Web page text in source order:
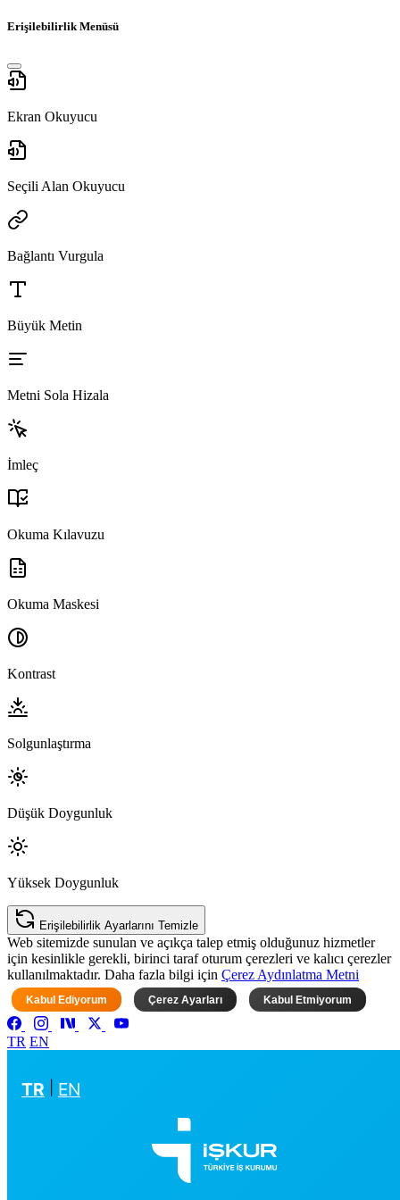
Erişilebilirlik Menüsü
Ekran Okuyucu
Seçili Alan Okuyucu
Bağlantı Vurgula
Büyük Metin
Metni Sola Hizala
İmleç
Okuma Kılavuzu
Okuma Maskesi
Kontrast
Solgunlaştırma
Düşük Doygunluk
Yüksek Doygunluk
Erişilebilirlik Ayarlarını Temizle
Web sitemizde sunulan ve açıkça talep etmiş olduğunuz hizmetler
için kesinlikle gerekli, birinci taraf oturum çerezleri ve kalıcı çerezler
kullanılmaktadır. Daha fazla bilgi için Çerez Aydınlatma Metni
Kabul Ediyorum Çerez Ayarları Kabul Etmiyorum
TR EN
TR EN